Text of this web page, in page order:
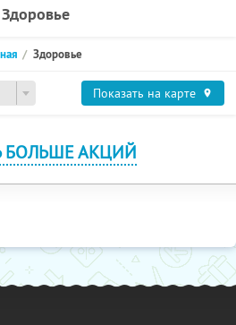
Здоровье
Здоровье
Показать на карте
БОЛЬШЕ АКЦИЙ